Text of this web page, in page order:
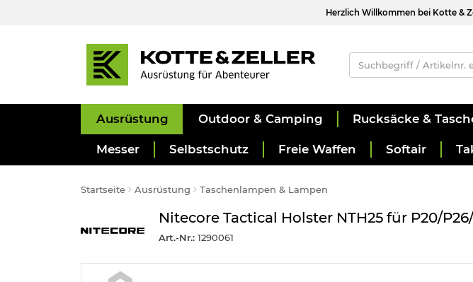
Herzlich Willkommen bei Kotte &
Ausrüstung Outdoor & Camping Rucksäcke &
Messer Selbstschutz Freie Waffen Softair
Startseite Ausrüstung Taschenlampen & Lampen
Nitecore Tactical Holster NTH25 für P20/
Art.-Nr.: 1290061